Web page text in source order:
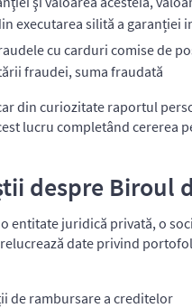
executarea silită a garanției
cu carduri comise de
fraudei, suma fraudată
din curiozitate raportul
lucru completând cererea
despre Biroul
entitate juridică privată, o
date privind
de rambursare a creditelor